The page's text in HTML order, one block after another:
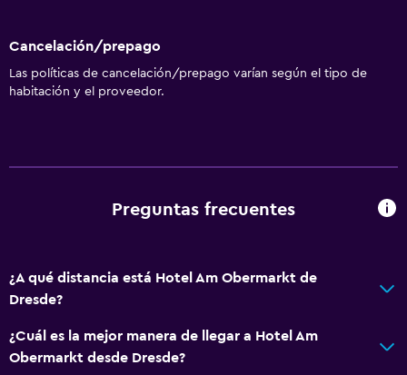
Cancelación/prepago
Las políticas de cancelación/prepago varían según el tipo de
habitación y el proveedor.
Preguntas frecuentes
¿A qué distancia está Hotel Am Obermarkt de
Dresde?
¿Cuál es la mejor manera de llegar a Hotel Am
Obermarkt desde Dresde?